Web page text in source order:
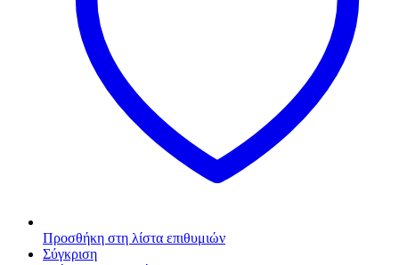
Προσθήκη στη λίστα επιθυμιών
Σύγκριση